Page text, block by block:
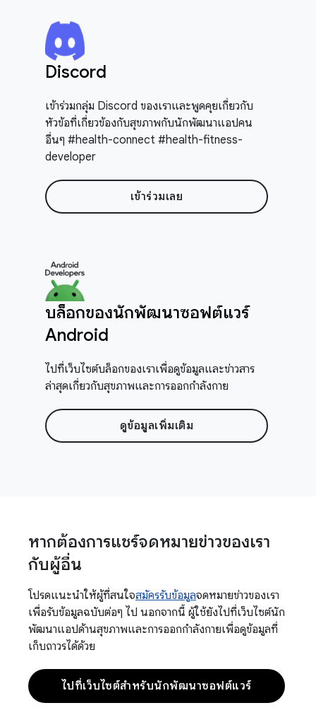
Discord
เข้าร่วมกลุ่ม Discord ของเราและพูดคุยเกี่ยวกับ
หัวข้อที่เกี่ยวข้องกับสุขภาพกับนักพัฒนาแอปคน
อื่นๆ #health-connect #health-fitness-
developer
เข้าร่วมเลย
บล็อกของนักพัฒนาซอฟต์แวร์
Android
ไปที่เว็บไซต์บล็อกของเราเพื่อดูข้อมูลและข่าวสาร
ล่าสุดเกี่ยวกับสุขภาพและการออกกำลังกาย
ดูข้อมูลเพิ่มเติม
หากต้องการแชร์จดหมายข่าวของเรา
กับผู้อื่น
โปรดแนะนำให้ผู้ที่สนใจสมัครรับข้อมูลจดหมายข่าวของเรา
เพื่อรับข้อมูลฉบับต่อๆ ไป นอกจากนี้ ผู้ใช้ยังไปที่เว็บไซต์นัก
พัฒนาแอปด้านสุขภาพและการออกกำลังกายเพื่อดูข้อมูลที่
เก็บถาวรได้ด้วย
ไปที่เว็บไซต์สำหรับนักพัฒนาซอฟต์แวร์